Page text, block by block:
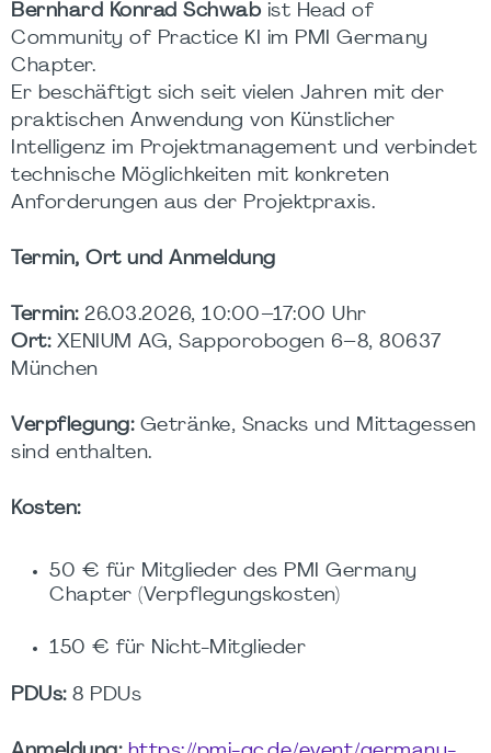
Bernhard Konrad Schwab ist Head of
Community of Practice KI im PMI Germany
Chapter.
Er beschäftigt sich seit vielen Jahren mit der
praktischen Anwendung von Künstlicher
Intelligenz im Projektmanagement und verbindet
technische Möglichkeiten mit konkreten
Anforderungen aus der Projektpraxis.
Termin, Ort und Anmeldung
Termin:26.03.2026, 10:00–17:00 Uhr
Ort:XENIUM AG, Sapporobogen 6–8, 80637
München
Verpflegung:Getränke, Snacks und Mittagessen
sind enthalten.
Kosten:
50 € für Mitglieder des PMI Germany
Chapter (Verpflegungskosten)
150 € für Nicht-Mitglieder
PDUs:8 PDUs